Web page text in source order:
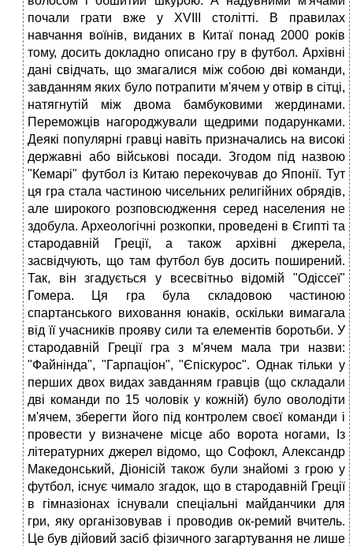
почали грати вже у XVIII столітті. В правилах
навчання воїнів, виданих в Китаї понад 2000 років
тому, досить докладно описано гру в футбол. Архівні
дані свідчать, що змагалися між собою дві команди,
завданням яких було потрапити м'ячем у отвір в сітці,
натягнутій між двома бамбуковими жердинами.
Переможців нагороджували щедрими подарунками.
Деякі популярні гравці навіть призначались на високі
державні або військові посади. Згодом під назвою
"Кемарі" футбол із Китаю перекочував до Японії. Тут
ця гра стала частиною чисельних религійних обрядів,
але широкого розповсюдження серед населения не
здобула. Археологічні розкопки, проведені в Єгипті та
стародавній Греції, а також архівні джерела,
засвідчують, що там футбол був досить поширений.
Так, він згадується у всесвітньо відомій "Одіссеї"
Гомера. Ця гра була складовою частиною
спартанського виховання юнаків, оскільки вимагала
від її учасників прояву сили та елементів боротьби. У
стародавній Греції гра з м'ячем мала три назви:
"Файнінда", "Гарпаціон", "Єпіскурос". Однак тільки у
перших двох видах завданням гравців (що складали
дві команди по 15 чоловік у кожній) було оволодіти
м'ячем, зберегти його під контролем своєї команди і
провести у визначене місце або ворота ногами, Із
літературних джерел відомо, що Софокл, Александр
Македонський, Діонісій також були знайомі з грою у
футбол, існує чимало згадок, що в стародавній Греції
в гімназіонах існували спеціальні майданчики для
гри, яку організовував і проводив ок-ремий вчитель.
Це був дійовий засіб фізичного загартування не лише